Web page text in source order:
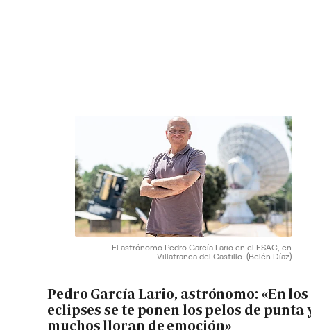
El astrónomo Pedro García Lario en el ESAC, en
Villafranca del Castillo. (Belén Díaz)
Pedro García Lario, astrónomo: «En los
eclipses se te ponen los pelos de punta
muchos lloran de emoción»